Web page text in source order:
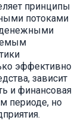
принципы
потоками
денежными
эффективно
зависит
и финансовая
периоде, но